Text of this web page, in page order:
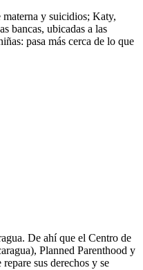
materna y suicidios; Katy,
bancas, ubicadas a las
pasa más cerca de lo que
De ahí que el Centro de
Planned Parenthood y
sus derechos y se